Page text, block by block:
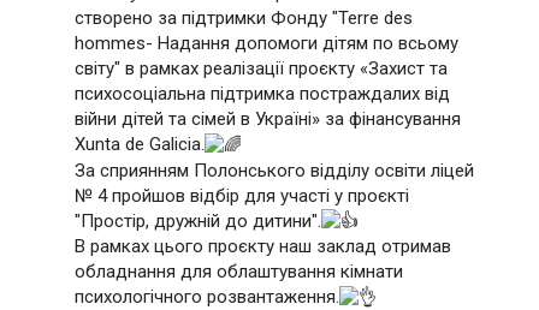
створено за підтримки Фонду "Terre des
hommes- Надання допомоги дітям по всьому
світу" в рамках реалізації проєкту «Захист та
психосоціальна підтримка постраждалих від
війни дітей та сімей в Україні» за фінансування
Xunta deGalicia.
За сприянням Полонського відділу освіти ліцей
№ 4 пройшов відбір для участі у проєкті
"Простір, дружній до дитини".
В рамках цього проєкту наш заклад отримав
обладнання для облаштування кімнати
психологічного розвантаження.